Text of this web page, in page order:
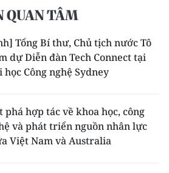
QUAN TÂM
Tổng Bí thư, Chủ tịch nước Tô
dự Diễn đàn Tech Connect tại
học Công nghệ Sydney
phá hợp tác về khoa học, công
và phát triển nguồn nhân lực
Việt Nam và Australia